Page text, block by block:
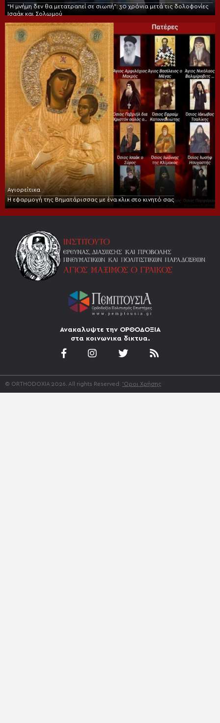
“Η μνήμη δεν θα μετατραπεί σε σιωπή”: 30 χρόνια μετά τις δολοφονίες
Ισαάκ και Σολωμού
Αγιορείτικα
Η εφαρμογή της Βηματάρισσας με ένα κλικ στο κινητό σας
Ανακαλυψτε την ΟΡΘΟΔΟΞΙΑ
στα κοινωνικα δικτυα.
© ORTHODOXIA 2026. All rights Reserved. 'Οροι Χρήσης